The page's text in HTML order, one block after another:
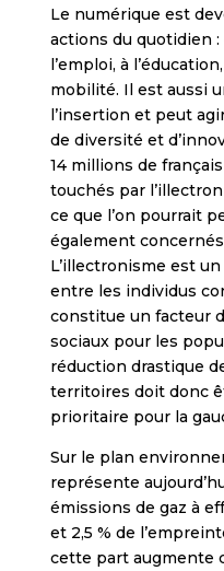
Le numérique est
actions du quotidien
l’emploi, à
mobilité. Il est aussi
l’insertion et peut
de diversité et
14 millions de
touchés par
ce que l’on pourrait
également
L’illectronisme est
entre les individus
constitue un facteur
sociaux pour les
réduction drastique
territoires doit donc
prioritaire pour la
Sur le plan
représente
émissions de gaz à
et 2,5 % de
cette part augmente